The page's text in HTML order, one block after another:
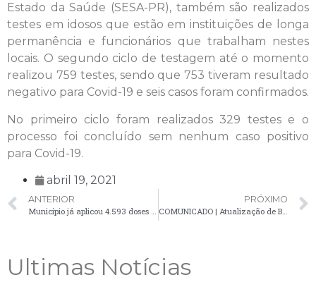
Estado da Saúde (SESA-PR), também são realizados
testes em idosos que estão em instituições de longa
permanência e funcionários que trabalham nestes
locais. O segundo ciclo de testagem até o momento
realizou 759 testes, sendo que 753 tiveram resultado
negativo para Covid-19 e seis casos foram confirmados.
No primeiro ciclo foram realizados 329 testes e o
processo foi concluído sem nenhum caso positivo
para Covid-19.
abril 19, 2021
ANTERIOR
Município já aplicou 4.593 doses de vacina contra a Covid-19
PRÓXIMO
COMUNICADO | Atualização de Boletim da Covid-19 apresenta 12 novos casos confirmados
Ultimas Notícias